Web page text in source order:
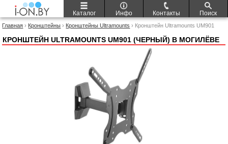
Каталог Инфо Контакты Поиск
Главная › Кронштейны › Кронштейны Ultramounts › Кронштейн Ultramounts UM901
КРОНШТЕЙН ULTRAMOUNTS UM901 (ЧЕРНЫЙ) В МОГИЛЁВЕ